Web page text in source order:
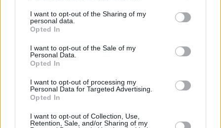
not limited to your visit or usage behaviour. You may click to
grant or deny consent to Google and its third-party tags to
use your data for below specified purposes in below Google
consent section.
I want to opt-out of the Sharing of my
personal data.
Opted In
I want to opt-out of the Sale of my
Personal Data.
Opted In
I want to opt-out of processing my
Personal Data for Targeted Advertising.
Opted In
I want to opt-out of Collection, Use,
Retention, Sale, and/or Sharing of my
Άγριος καυγάς μεταξύ της Σάκκαρη και της
Πουτίντσεβα, μετά το τέλος του αγώνα - «Κανείς δεν
σε συμπαθεί» - Βίντεο
Η Μαρία Σάκκαρη και η Γιούλια Πουτίντσεβα είχαν
έντονο λεκτικό επεισόδιο στο τέλος του αγώνα τους